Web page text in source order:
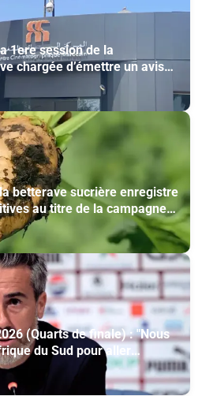
1ere session de la
chargée d’émettre un avis
du professionnel du
betterave sucrière enregistre
au titre de la campagne
(Quarts de finale) : "Nous
du Sud pour aller
Vilda)